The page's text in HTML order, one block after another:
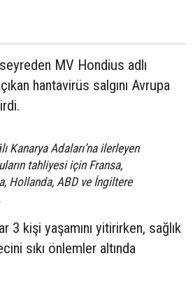
MV Hondius adlı
hantavirüs salgını Avrupa
Kanarya Adaları’na ilerleyen
tahliyesi için Fransa,
Hollanda, ABD ve İngiltere
3 kişi yaşamını yitirirken, sağlık
sıkı önlemler altında